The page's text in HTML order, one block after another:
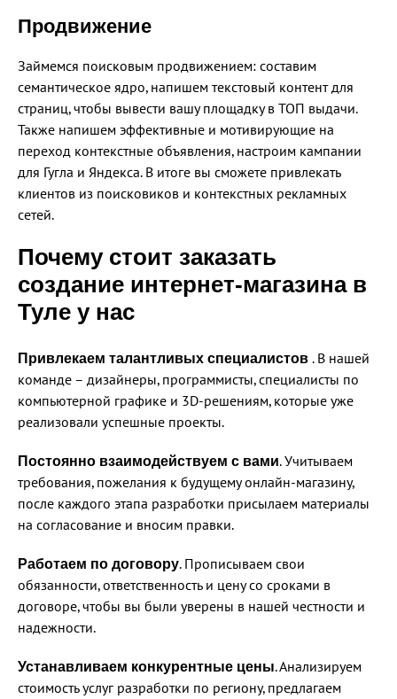
Продвижение
Займемся поисковым продвижением: составим
семантическое ядро, напишем текстовый контент для
страниц, чтобы вывести вашу площадку в ТОП выдачи.
Также напишем эффективные и мотивирующие на
переход контекстные объявления, настроим кампании
для Гугла и Яндекса. В итоге вы сможете привлекать
клиентов из поисковиков и контекстных рекламных
сетей.
Почему стоит заказать
создание интернет-магазина в
Туле у нас
Привлекаем талантливых специалистов . В нашей
команде – дизайнеры, программисты, специалисты по
компьютерной графике и 3D-решениям, которые уже
реализовали успешные проекты.
Постоянно взаимодействуем с вами. Учитываем
требования, пожелания к будущему онлайн-магазину,
после каждого этапа разработки присылаем материалы
на согласование и вносим правки.
Работаем по договору. Прописываем свои
обязанности, ответственность и цену со сроками в
договоре, чтобы вы были уверены в нашей честности и
надежности.
Устанавливаем конкурентные цены. Анализируем
стоимость услуг разработки по региону, предлагаем